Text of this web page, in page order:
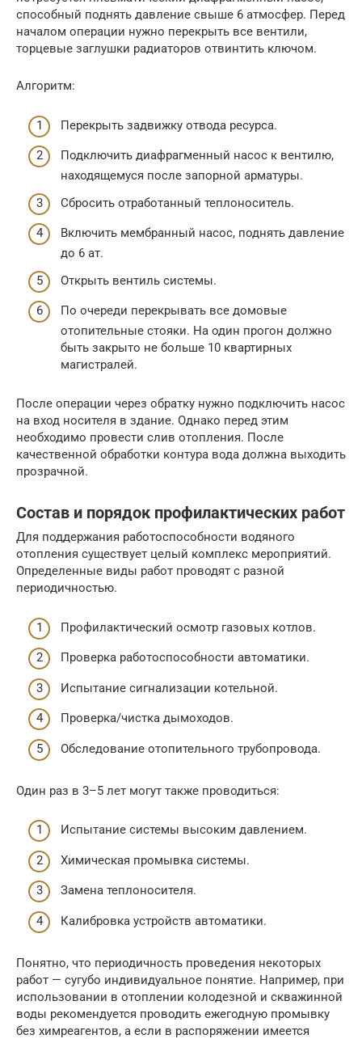
способный поднять давление свыше 6 атмосфер. Перед
началом операции нужно перекрыть все вентили,
торцевые заглушки радиаторов отвинтить ключом.
Алгоритм:
Перекрыть задвижку отвода ресурса.
Подключить диафрагменный насос к вентилю,
находящемуся после запорной арматуры.
Сбросить отработанный теплоноситель.
Включить мембранный насос, поднять давление
до 6 ат.
Открыть вентиль системы.
По очереди перекрывать все домовые
отопительные стояки. На один прогон должно
быть закрыто не больше 10 квартирных
магистралей.
После операции через обратку нужно подключить насос
на вход носителя в здание. Однако перед этим
необходимо провести слив отопления. После
качественной обработки контура вода должна выходить
прозрачной.
Состав и порядок профилактических работ
Для поддержания работоспособности водяного
отопления существует целый комплекс мероприятий.
Определенные виды работ проводят с разной
периодичностью.
Профилактический осмотр газовых котлов.
Проверка работоспособности автоматики.
Испытание сигнализации котельной.
Проверка/чистка дымоходов.
Обследование отопительного трубопровода.
Один раз в 3–5 лет могут также проводиться:
Испытание системы высоким давлением.
Химическая промывка системы.
Замена теплоносителя.
Калибровка устройств автоматики.
Понятно, что периодичность проведения некоторых
работ — сугубо индивидуальное понятие. Например, при
использовании в отоплении колодезной и скважинной
воды рекомендуется проводить ежегодную промывку
без химреагентов, а если в распоряжении имеется